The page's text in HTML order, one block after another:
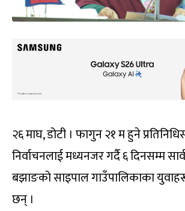
२६ माघ, डोटी । फागुन २१ म हुने
निर्वाचनलाई मध्यनजर गर्दै ६ दिनसम्म
बझाङको साइपाल गाउँपालिकाका
छन् ।